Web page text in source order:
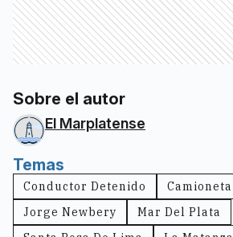
Sobre el autor
El Marplatense
Temas
Conductor Detenido Camioneta
Jorge Newbery
Mar Del Plata